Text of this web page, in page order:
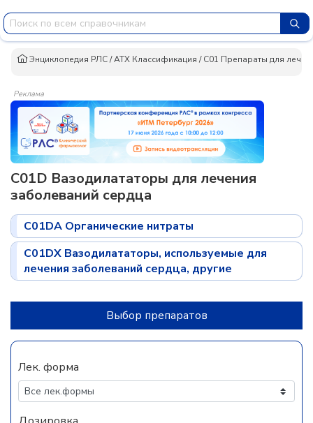
Энциклопедия РЛС/АТХ Классификация /C01 Препараты для
Реклама
C01D Вазодилататоры для лечения
заболеваний сердца
C01DA Органические нитраты
C01DX Вазодилататоры, используемые для
лечения заболеваний сердца, другие
Выбор препаратов
Лек. форма